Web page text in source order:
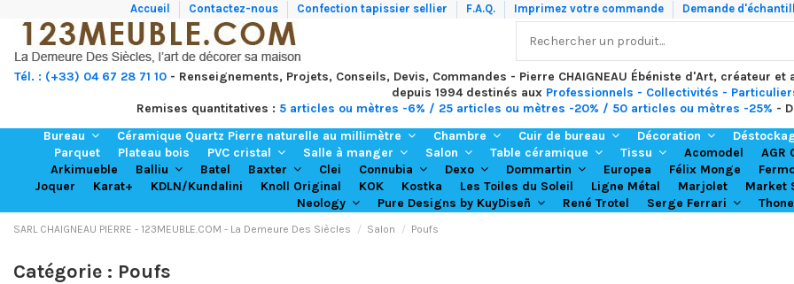
Accueil Contactez-nous Confection tapissier sellier F.A.Q. Imprimez votre commande Demande
Tél. : (+33) 04 67 28 71 10 - Renseignements, Projets, Conseils, Devis, Commandes - Pierre CHAIGNEAU Ébéniste d'Art, créateur
depuis 1994 destinés aux Professionnels - Collectivités -
Remises quantitatives : 5 articles ou mètres -6% / 25 articles ou mètres -20% / 50 articles ou mètres -25% -
Bureau
Céramique Quartz Pierre naturelle au millimètre Chambre Cuir de bureau Décoration
Parquet
Plateau bois PVC cristal Salle à manger Salon Table céramique Tissu Acomodel AGR
Arkimueble
Balliu Batel Baxter Clei Connubia Dexo Dommartin Europea Félix Monge
Joquer
Karat+ KDLN/Kundalini Knoll Original KOK Kostka Les Toiles du Soleil Ligne Métal Marjolet Market
Neology
Pure Designs by KuyDiseñ René Trotel Serge Ferrari
SARL CHAIGNEAU PIERRE - 123MEUBLE.COM - La Demeure Des Siècles Salon Poufs
Catégorie : Poufs